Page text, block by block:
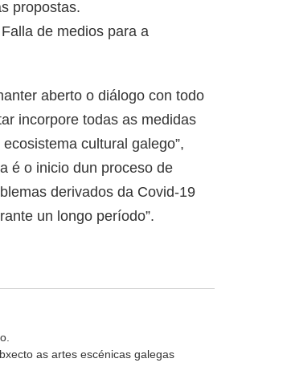
propostas.
de medios para a
aberto o diálogo con todo
incorpore todas as medidas
cultural galego”,
é o inicio dun proceso de
derivados da Covid-19
un longo período”.
as artes escénicas galegas